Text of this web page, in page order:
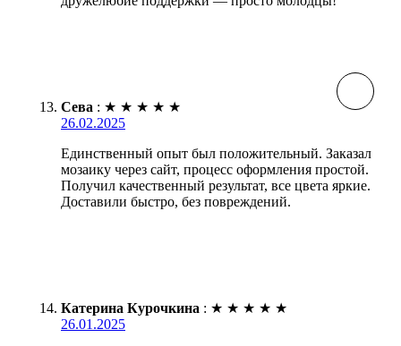
Сева : ★ ★ ★ ★ ★
26.02.2025
Единственный опыт был положительный. Заказал
мозаику через сайт, процесс оформления простой.
Получил качественный результат, все цвета яркие.
Доставили быстро, без повреждений.
Катерина Курочкина : ★ ★ ★ ★ ★
26.01.2025